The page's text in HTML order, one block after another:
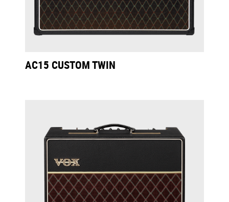
AC15 CUSTOM TWIN